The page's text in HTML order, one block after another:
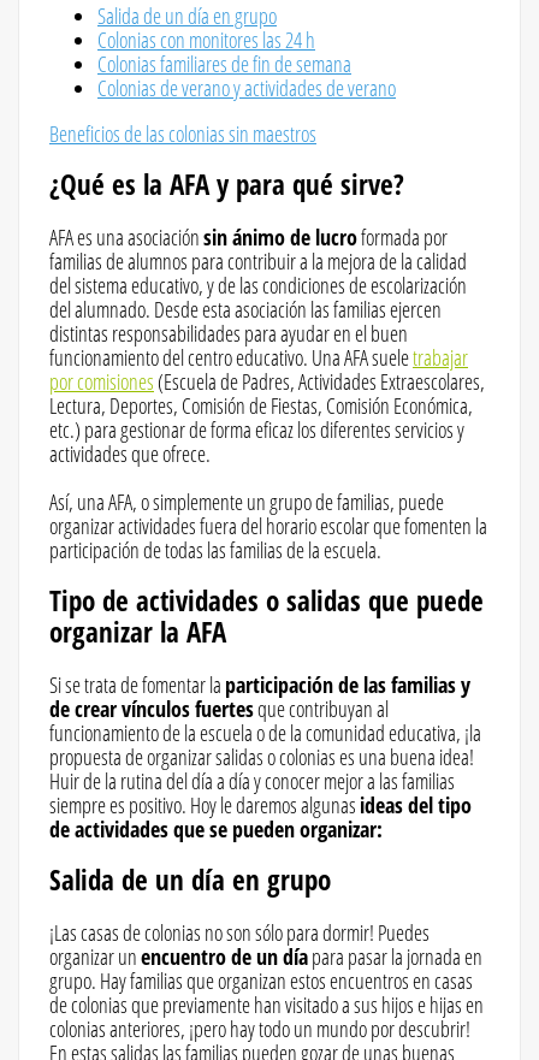
Salida de un día en grupo
Colonias con monitores las 24 h
Colonias familiares de fin de semana
Colonias de verano y actividades de verano
Beneficios de las colonias sin maestros
¿Qué es la AFA y para qué sirve?
AFA es una asociaciónsin ánimo de lucroformada por
familias de alumnos para contribuir a la mejora de la calidad
del sistema educativo, y de las condiciones de escolarización
del alumnado. Desde esta asociación las familias ejercen
distintas responsabilidades para ayudar en el buen
funcionamiento del centro educativo. Una AFA sueletrabajar
por comisiones (Escuela de Padres, Actividades Extraescolares,
Lectura, Deportes, Comisión de Fiestas, Comisión Económica,
etc.) para gestionar de forma eficaz los diferentes servicios y
actividades que ofrece.
Así, una AFA, o simplemente un grupo de familias, puede
organizar actividades fuera del horario escolar que fomenten la
participación de todas las familias de la escuela.
Tipo de actividades o salidas que puede
organizar la AFA
Si se trata de fomentar la participación de las familias y
de crear vínculos fuertesque contribuyan al
funcionamiento de la escuela o de la comunidad educativa, ¡la
propuesta de organizar salidas o colonias es una buena idea!
Huir de la rutina del día a día y conocer mejor a las familias
siempre es positivo. Hoy le daremos algunas ideas del tipo
de actividades que se pueden organizar:
Salida de un día en grupo
¡Las casas de colonias no son sólo para dormir! Puedes
organizar unencuentro de un díapara pasar la jornada en
grupo. Hay familias que organizan estos encuentros en casas
de colonias que previamente han visitado a sus hijos e hijas en
colonias anteriores, ¡pero hay todo un mundo por descubrir!
En estas salidas las familias pueden gozar de unas buenas